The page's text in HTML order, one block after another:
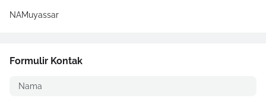
NAMuyassar
Formulir Kontak